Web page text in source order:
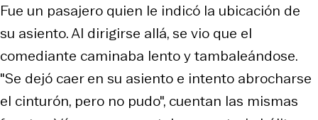
Fue un pasajero quien le indicó la ubicación de
su asiento. Al dirigirse allá, se vio que el
comediante caminaba lento y tambaleándose.
"Se dejó caer en su asiento e intento abrocharse
el cinturón, pero no pudo", cuentan las mismas